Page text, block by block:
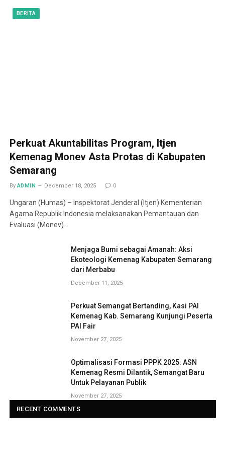
BERITA
Perkuat Akuntabilitas Program, Itjen
Kemenag Monev Asta Protas di Kabupaten
Semarang
By ADMIN December 18, 2025 0
Ungaran (Humas) – Inspektorat Jenderal (Itjen) Kementerian
Agama Republik Indonesia melaksanakan Pemantauan dan
Evaluasi (Monev)…
Menjaga Bumi sebagai Amanah: Aksi
Ekoteologi Kemenag Kabupaten Semarang
dari Merbabu
December 11, 2025
Perkuat Semangat Bertanding, Kasi PAI
Kemenag Kab. Semarang Kunjungi Peserta
PAI Fair
November 27, 2025
Optimalisasi Formasi PPPK 2025: ASN
Kemenag Resmi Dilantik, Semangat Baru
Untuk Pelayanan Publik
November 27, 2025
RECENT COMMENTS